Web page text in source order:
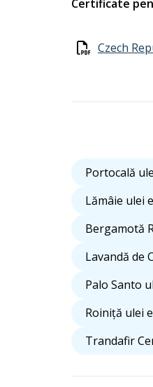
Certificate
Czech
Portocală
Lămâie ulei
Bergamotă
Lavandă de
Palo Santo
Roiniță ulei
Trandafir